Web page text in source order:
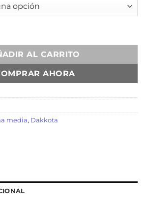
AL CARRITO
AHORA
media, Dakkota